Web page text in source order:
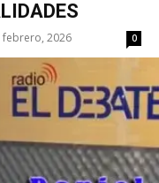
febrero, 2026 0